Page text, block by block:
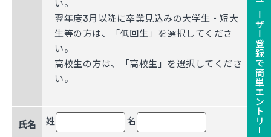
ユーザー登録で簡単エントリ－
い。
翌年度3月以降に卒業見込みの大学生・短大
生等の方は、「低回生」を選択してくださ
い。
高校生の方は、「高校生」を選択してくださ
い。
氏名 姓 名